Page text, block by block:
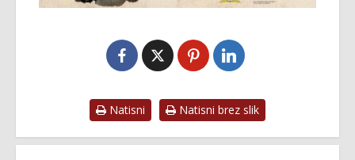
Natisni Natisni brez slik